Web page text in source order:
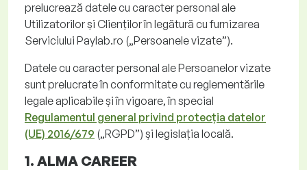
prelucrează datele cu caracter personal ale
Utilizatorilor și Clienților în legătură cu furnizarea
Serviciului Paylab.ro („Persoanele vizate”).
Datele cu caracter personal ale Persoanelor vizate
sunt prelucrate în conformitate cu reglementările
legale aplicabile și în vigoare, în special
Regulamentul general privind protecția datelor
(UE) 2016/679 („RGPD”) și legislația locală.
1. ALMA CAREER